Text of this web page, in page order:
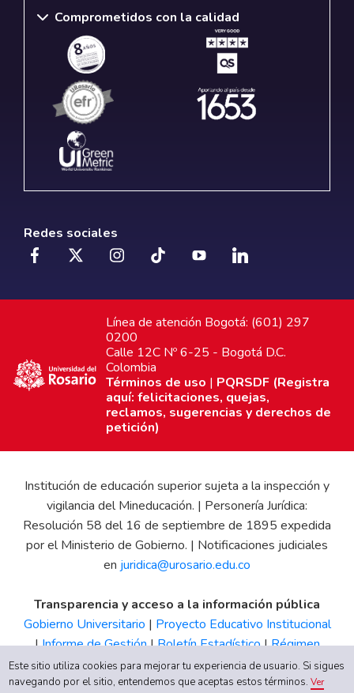
Comprometidos con la calidad
Redes sociales
Línea de atención Bogotá: (601) 297
0200
Calle 12C Nº 6-25 - Bogotá D.C.
Colombia
Términos de uso | PQRSDF (Registra
aquí: felicitaciones, quejas,
reclamos, sugerencias y derechos de
petición)
Institución de educación superior sujeta a la inspección y
vigilancia del Mineducación. | Personería Jurídica:
Resolución 58 del 16 de septiembre de 1895 expedida
por el Ministerio de Gobierno. | Notificaciones judiciales
en juridica@urosario.edu.co
Transparencia y acceso a la información pública
Gobierno Universitario | Proyecto Educativo Institucional
|Informe de Gestión|Boletín Estadístico|Régimen
Tributario|Estados Financieros |Código de Ética| Canal
de Integridad UR
Este sitio utiliza cookies para mejorar tu experiencia de usuario. Si sigues
navegando por el sitio, entendemos que aceptas estos términos.Ver